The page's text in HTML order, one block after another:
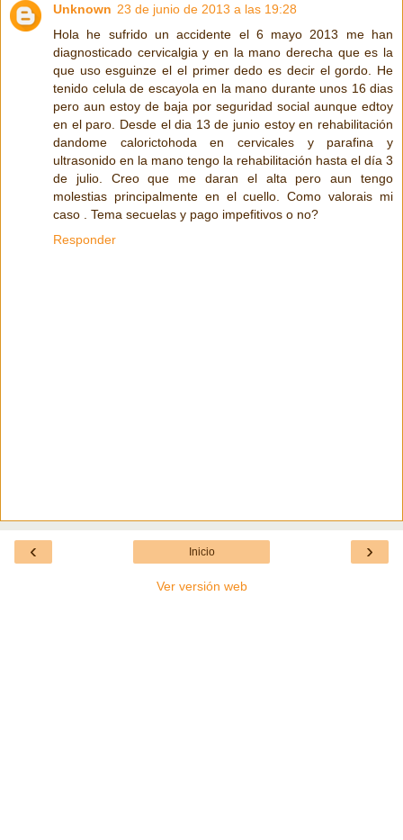
Unknown 23 de junio de 2013 a las 19:28
Hola he sufrido un accidente el 6 mayo 2013 me han
diagnosticado cervicalgia y en la mano derecha que es la
que uso esguinze el el primer dedo es decir el gordo. He
tenido celula de escayola en la mano durante unos 16 dias
pero aun estoy de baja por seguridad social aunque edtoy
en el paro. Desde el dia 13 de junio estoy en rehabilitación
dandome calorictohoda en cervicales y parafina y
ultrasonido en la mano tengo la rehabilitación hasta el día 3
de julio. Creo que me daran el alta pero aun tengo
molestias principalmente en el cuello. Como valorais mi
caso . Tema secuelas y pago impefitivos o no?
Responder
‹ ›
Inicio
Ver versión web